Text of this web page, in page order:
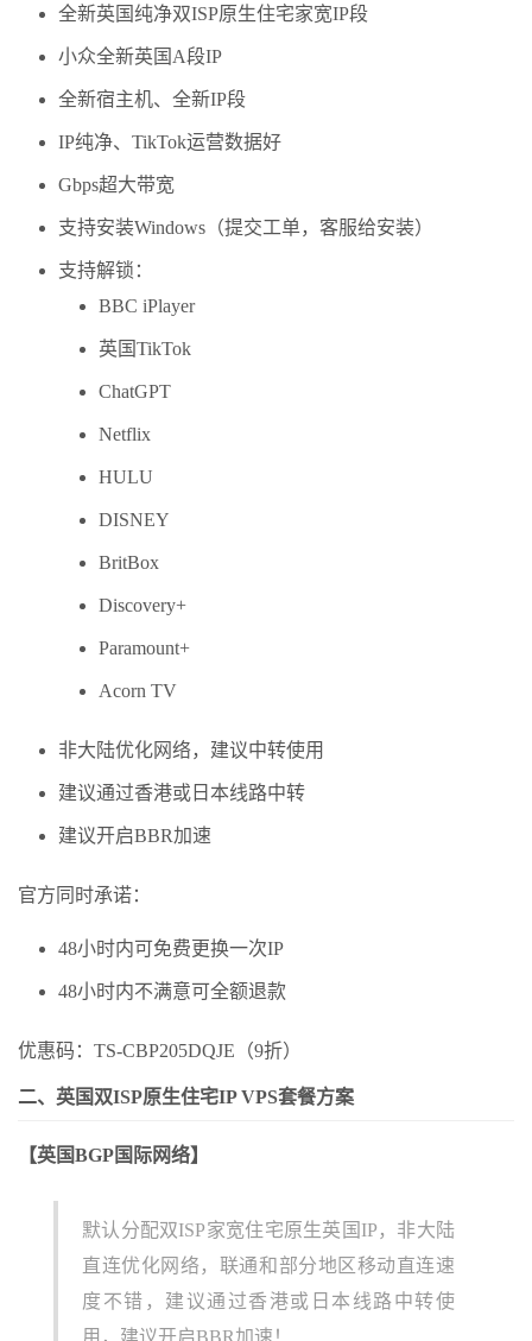
全新英国纯净双ISP原生住宅家宽IP段
小众全新英国A段IP
全新宿主机、全新IP段
IP纯净、TikTok运营数据好
Gbps超大带宽
支持安装Windows（提交工单，客服给安装）
支持解锁：
BBC iPlayer
英国TikTok
ChatGPT
Netflix
HULU
DISNEY
BritBox
Discovery+
Paramount+
Acorn TV
非大陆优化网络，建议中转使用
建议通过香港或日本线路中转
建议开启BBR加速
官方同时承诺：
48小时内可免费更换一次IP
48小时内不满意可全额退款
优惠码：TS-CBP205DQJE（9折）
二、英国双ISP原生住宅IP VPS套餐方案
【英国BGP国际网络】
默认分配双ISP家宽住宅原生英国IP，非大陆
直连优化网络，联通和部分地区移动直连速
度不错，建议通过香港或日本线路中转使
用，建议开启BBR加速！